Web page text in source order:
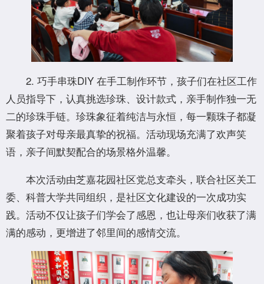
‌2. 巧手串珠DIY‌ 在手工制作环节，孩子们在社区工作
人员指导下，认真挑选珍珠、设计款式，亲手制作独一无
二的珍珠手链。珍珠象征着纯洁与永恒，每一颗珠子都凝
聚着孩子对母亲最真挚的祝福。活动现场充满了欢声笑
语，亲子间默契配合的场景格外温馨。
本次活动由芝嘉花园社区党总支牵头，联合社区关工
委、科普大学共同组织，是社区文化建设的一次成功实
践。活动不仅让孩子们学会了感恩，也让母亲们收获了满
满的感动，更增进了邻里间的感情交流。